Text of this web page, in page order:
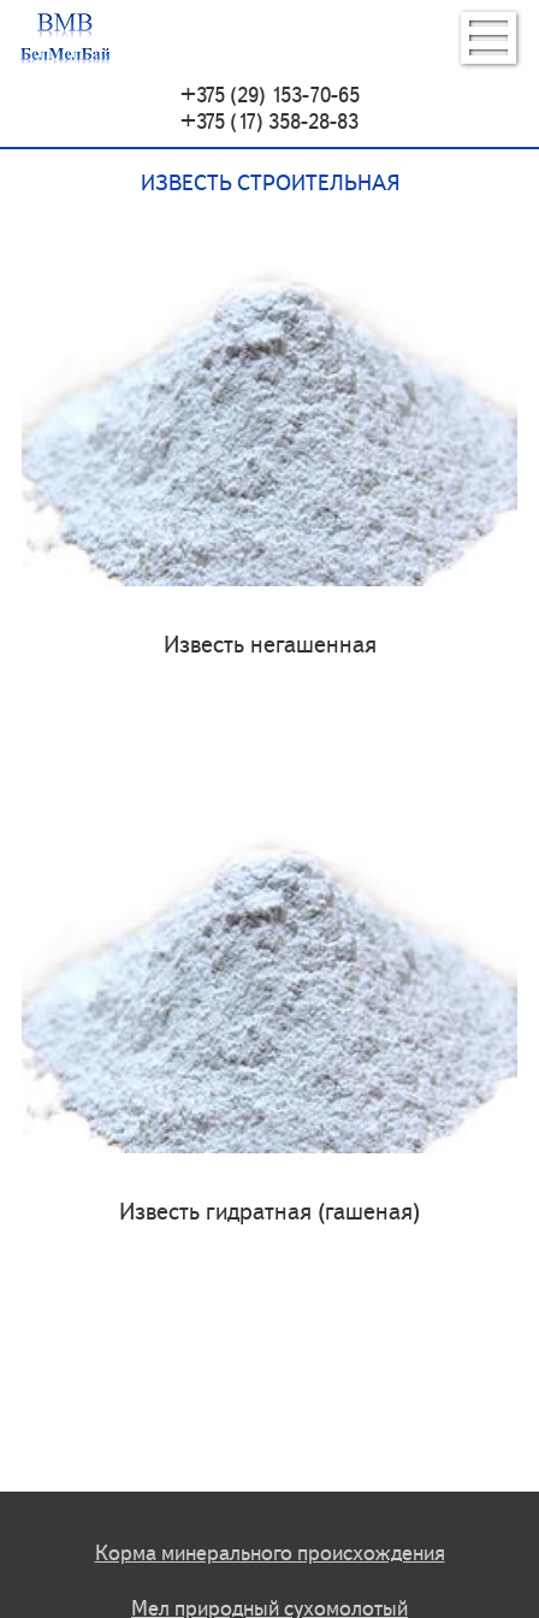
+375 (29) 153-70-65
+375 (17) 358-28-83
ИЗВЕСТЬ СТРОИТЕЛЬНАЯ
Известь негашенная
Известь гидратная (гашеная)
Корма минерального происхождения
Мел природный сухомолотый